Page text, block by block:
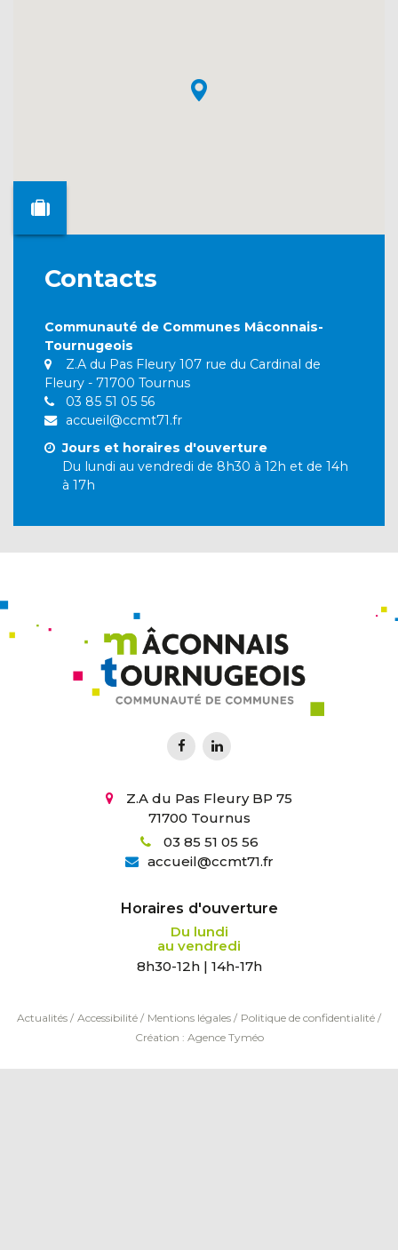
Contacts
Communauté de Communes Mâconnais-
Tournugeois
Z.A du Pas Fleury 107 rue du Cardinal de
Fleury - 71700 Tournus
03 85 51 05 56
accueil@ccmt71.fr
Jours et horaires d'ouverture
Du lundi au vendredi de 8h30 à 12h et de 14h
à 17h
Z.A du Pas Fleury BP 75
71700 Tournus
03 85 51 05 56
accueil@ccmt71.fr
Horaires d'ouverture
Du lundi
au vendredi
8h30-12h | 14h-17h
Actualités / Accessibilité / Mentions légales / Politique de confidentialité /
Création : Agence Tyméo